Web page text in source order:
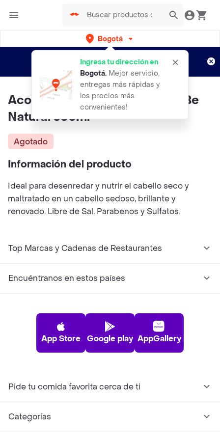
Bogotá
Ingresa tu dirección en
Bogotá. Mejor servicio,
entregas más rápidas y
los precios más
convenientes!
envíos gratis por semanas
Aplican TyC
Acondicionador Repair Argan Be
Natural 350ml
Agotado
Información del producto
Ideal para desenredar y nutrir el cabello seco y
maltratado en un cabello sedoso, brillante y
renovado. Libre de Sal, Parabenos y Sulfatos.
Top Marcas y Cadenas de Restaurantes
Encuéntranos en estos países
App Store Google play AppGallery
Pide tu comida favorita cerca de ti
Categorías